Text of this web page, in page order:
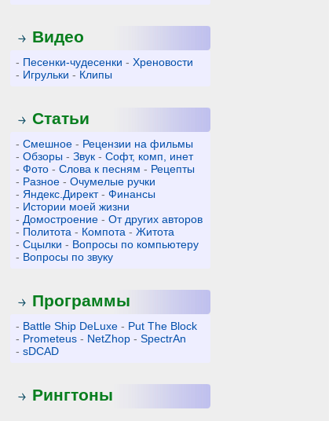
Видео
- Песенки-чудесенки -Хреновости
- Игрульки - Клипы
Статьи
-Смешное - Рецензии на фильмы
-Обзоры -Звук -Софт, комп, инет
-Фото -Слова к песням - Рецепты
- Разное -Очумелые ручки
- Яндекс.Директ-Финансы
- Истории моей жизни
- Домостроение -От других авторов
- Политота - Компота -Житота
-Сцылки - Вопросы по компьютеру
- Вопросы по звуку
Программы
- Battle Ship DeLuxe - Put The Block
- Prometeus - NetZhop -SpectrAn
-sDCAD
Рингтоны